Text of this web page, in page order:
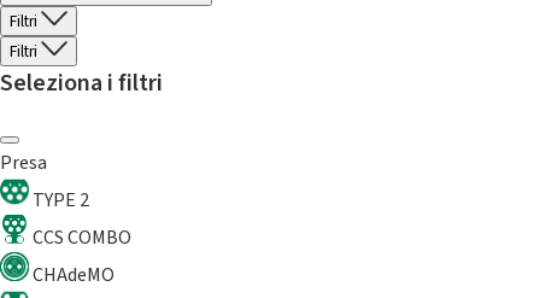
Filtri
Filtri
Seleziona i filtri
Presa
TYPE 2
CCS COMBO
CHAdeMO